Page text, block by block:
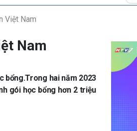
Việt Nam
Nam
hai năm 2023
gói học bổng hơn 2 triệu